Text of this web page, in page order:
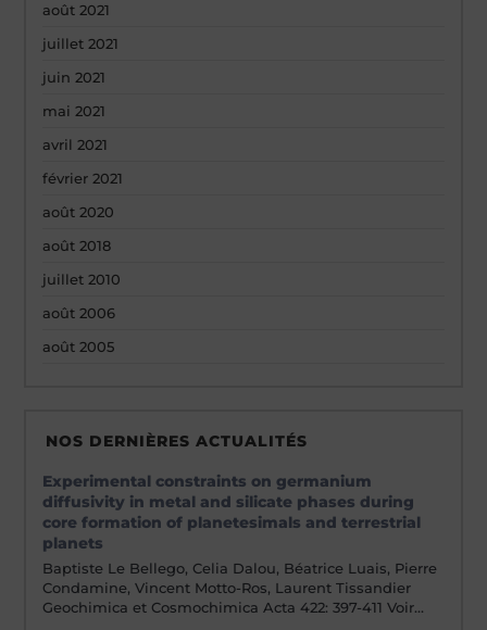
août 2021
juillet 2021
juin 2021
mai 2021
avril 2021
février 2021
août 2020
août 2018
juillet 2010
août 2006
août 2005
NOS DERNIÈRES ACTUALITÉS
Experimental constraints on germanium
diffusivity in metal and silicate phases during
core formation of planetesimals and terrestrial
planets
Baptiste Le Bellego, Celia Dalou, Béatrice Luais, Pierre
Condamine, Vincent Motto-Ros, Laurent Tissandier
Geochimica et Cosmochimica Acta 422: 397-411 Voir…